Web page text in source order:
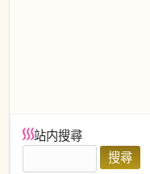
站内搜尋